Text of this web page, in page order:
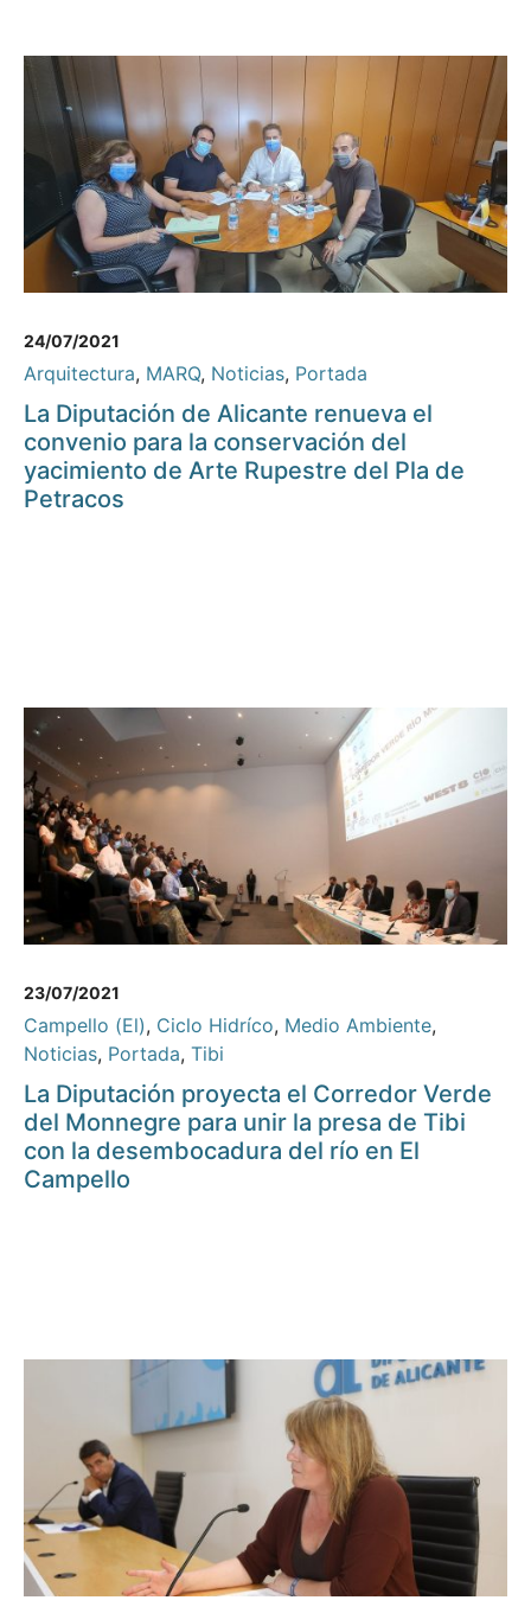
24/07/2021
Arquitectura, MARQ, Noticias, Portada
La Diputación de Alicante renueva el
convenio para la conservación del
yacimiento de Arte Rupestre del Pla de
Petracos
23/07/2021
Campello (El), Ciclo Hidríco, Medio Ambiente,
Noticias, Portada, Tibi
La Diputación proyecta el Corredor Verde
del Monnegre para unir la presa de Tibi
con la desembocadura del río en El
Campello